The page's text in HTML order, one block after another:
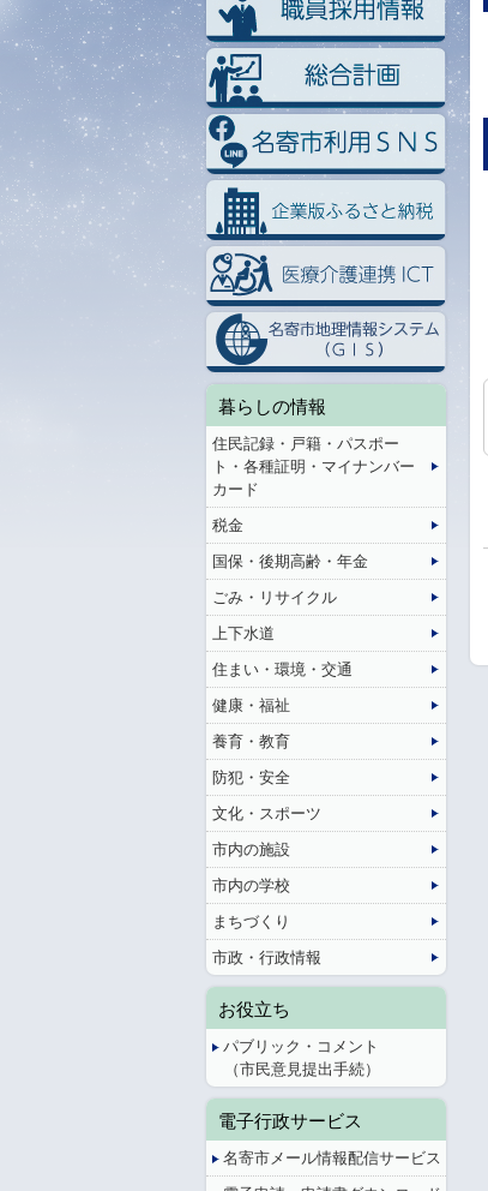
暮らしの情報
住民記録・戸籍・パスポー
ト・各種証明・マイナンバー
カード
税金
国保・後期高齢・年金
ごみ・リサイクル
上下水道
住まい・環境・交通
健康・福祉
養育・教育
防犯・安全
文化・スポーツ
市内の施設
市内の学校
まちづくり
市政・行政情報
お役立ち
パブリック・コメント
（市民意見提出手続）
電子行政サービス
名寄市メール情報配信サービス